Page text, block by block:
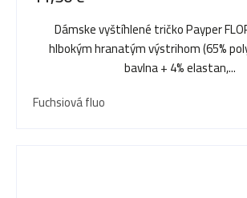
Dámske vyštíhlené tričko Payper
hlbokým hranatým výstrihom (65%
bavlna + 4% elastan,...
Fuchsiová fluo